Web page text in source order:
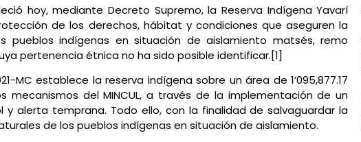
hoy, mediante Decreto Supremo, la Reserva Indígena Yavarí
de los derechos, hábitat y condiciones que aseguren la
pueblos indígenas en situación de aislamiento matsés, remo
pertenencia étnica no ha sido posible identificar.[1]
MC establece la reserva indígena sobre un área de 1’095,877.17
mecanismos del MINCUL, a través de la implementación de un
alerta temprana. Todo ello, con la finalidad de salvaguardar la
de los pueblos indígenas en situación de aislamiento.